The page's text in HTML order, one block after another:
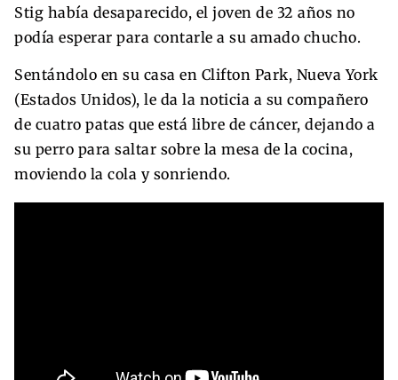
Stig había desaparecido, el joven de 32 años no
podía esperar para contarle a su amado chucho.
Sentándolo en su casa en Clifton Park, Nueva York
(Estados Unidos), le da la noticia a su compañero
de cuatro patas que está libre de cáncer, dejando a
su perro para saltar sobre la mesa de la cocina,
moviendo la cola y sonriendo.